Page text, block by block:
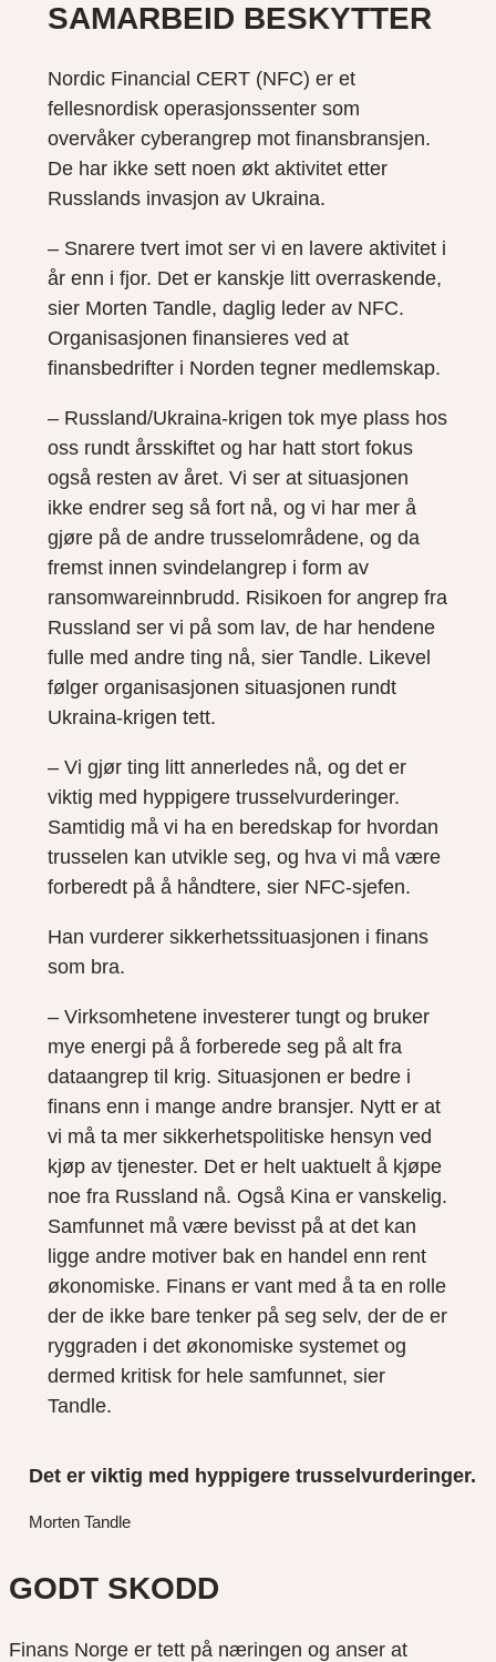
SAMARBEID BESKYTTER
Nordic Financial CERT (NFC) er et
fellesnordisk operasjonssenter som
overvåker cyberangrep mot finansbransjen.
De har ikke sett noen økt aktivitet etter
Russlands invasjon av Ukraina.
– Snarere tvert imot ser vi en lavere aktivitet i
år enn i fjor. Det er kanskje litt overraskende,
sier Morten Tandle, daglig leder av NFC.
Organisasjonen finansieres ved at
finansbedrifter i Norden tegner medlemskap.
– Russland/Ukraina-krigen tok mye plass hos
oss rundt årsskiftet og har hatt stort fokus
også resten av året. Vi ser at situasjonen
ikke endrer seg så fort nå, og vi har mer å
gjøre på de andre trusselområdene, og da
fremst innen svindelangrep i form av
ransomwareinnbrudd. Risikoen for angrep fra
Russland ser vi på som lav, de har hendene
fulle med andre ting nå, sier Tandle. Likevel
følger organisasjonen situasjonen rundt
Ukraina-krigen tett.
– Vi gjør ting litt annerledes nå, og det er
viktig med hyppigere trusselvurderinger.
Samtidig må vi ha en beredskap for hvordan
trusselen kan utvikle seg, og hva vi må være
forberedt på å håndtere, sier NFC-sjefen.
Han vurderer sikkerhetssituasjonen i finans
som bra.
– Virksomhetene investerer tungt og bruker
mye energi på å forberede seg på alt fra
dataangrep til krig. Situasjonen er bedre i
finans enn i mange andre bransjer. Nytt er at
vi må ta mer sikkerhetspolitiske hensyn ved
kjøp av tjenester. Det er helt uaktuelt å kjøpe
noe fra Russland nå. Også Kina er vanskelig.
Samfunnet må være bevisst på at det kan
ligge andre motiver bak en handel enn rent
økonomiske. Finans er vant med å ta en rolle
der de ikke bare tenker på seg selv, der de er
ryggraden i det økonomiske systemet og
dermed kritisk for hele samfunnet, sier
Tandle.
Det er viktig med hyppigere trusselvurderinger.
Morten Tandle
GODT SKODD
Finans Norge er tett på næringen og anser at